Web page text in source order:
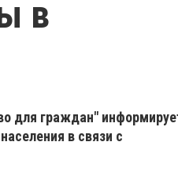
в
для граждан"
в связи с